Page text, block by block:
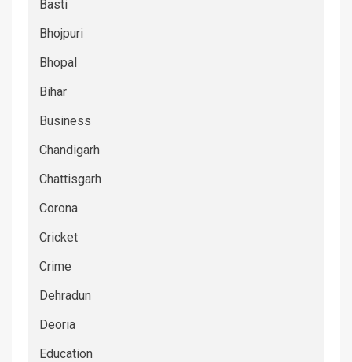
Basti
Bhojpuri
Bhopal
Bihar
Business
Chandigarh
Chattisgarh
Corona
Cricket
Crime
Dehradun
Deoria
Education